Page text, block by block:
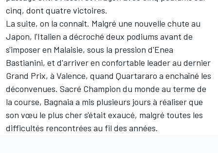
cinq, dont quatre victoires.
La suite, on la connaît. Malgré une nouvelle chute au
Japon, l'Italien a décroché deux podiums avant de
s'imposer en Malaisie, sous la pression d'Enea
Bastianini, et d'arriver en confortable leader au dernier
Grand Prix, à Valence, quand Quartararo a enchaîné les
déconvenues. Sacré Champion du monde au terme de
la course, Bagnaia a mis plusieurs jours à réaliser que
son vœu le plus cher s'était exaucé, malgré toutes les
difficultés rencontrées au fil des années.